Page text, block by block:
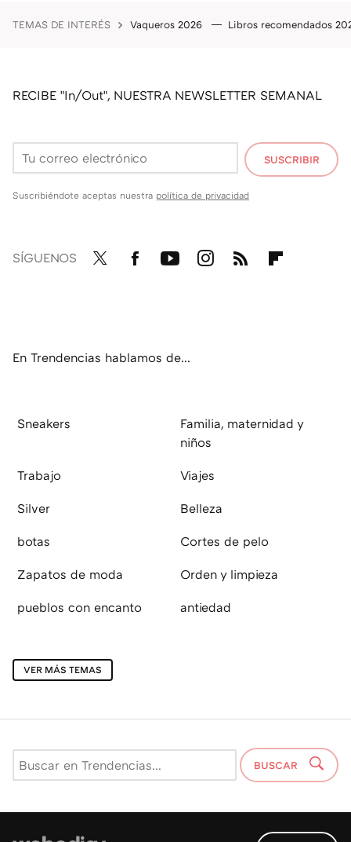
TEMAS DE INTERÉS Vaqueros 2026 Libros recomendados
RECIBE "In/Out", NUESTRA NEWSLETTER SEMANAL
SUSCRIBIR
Suscribiéndote aceptas nuestra política de privacidad
SÍGUENOS
En Trendencias hablamos de...
Sneakers
Familia, maternidad y
niños
Trabajo Viajes
Silver Belleza
botas Cortes de pelo
Zapatos de moda Orden y limpieza
pueblos con encanto antiedad
VER MÁS TEMAS
BUSCAR